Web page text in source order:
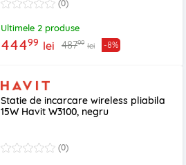
(0)
Ultimele 2 produse
44499 lei 48799 lei -8%
Statie de incarcare wireless pliabila
15W Havit W3100, negru
(0)